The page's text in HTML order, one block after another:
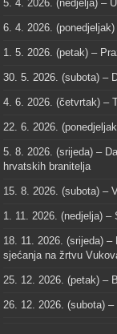
5. 4. 2026. (nedjelja) –
6. 4. 2026.
1. 5. 2026. (petak) –
30. 5. 2026. (subota) –
4. 6. 2026. (četvrtak) –
22. 6. 2026.
5. 8. 2026. (srijeda) –
hrvatskih branitelja
15. 8. 2026. (subota) –
1. 11. 2026. (nedjelja) –
18. 11. 2026. (srijeda)
sjećanja na žrtvu
25. 12. 2026. (petak) –
26. 12. 2026. (subota)